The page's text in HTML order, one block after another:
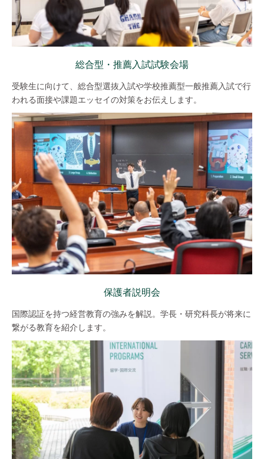
総合型・推薦入試試験会場
受験生に向けて、総合型選抜入試や学校推薦型一般推薦入試で行
われる面接や課題エッセイの対策をお伝えします。
保護者説明会
国際認証を持つ経営教育の強みを解説。学長・研究科長が将来に
繋がる教育を紹介します。